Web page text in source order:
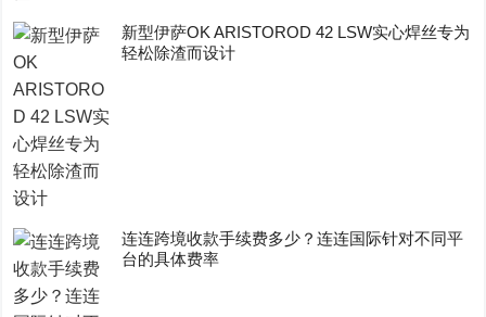
新型伊萨OK ARISTOROD 42 LSW实心焊丝专为
轻松除渣而设计
连连跨境收款手续费多少？连连国际针对不同平
台的具体费率